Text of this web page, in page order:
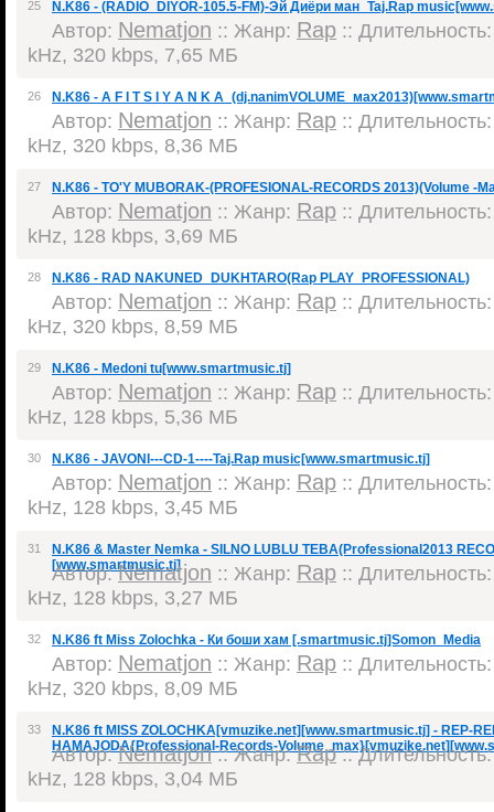
25 N.K86 - (RADIO_DIYOR-105.5-FM)-Эй Диёри ман_Taj.Rap
Автор: Nematjon :: Жанр: Rap ::
kHz, 320 kbps, 7,65 МБ
26 N.K86 - A F I T S I Y A N K
Автор: Nematjon :: Жанр: Rap ::
kHz, 320 kbps, 8,36 МБ
27 N.K86 - TO'Y MUBORAK-(PROFESIONAL-RECORDS 2013)(Volume -
Автор: Nematjon :: Жанр: Rap ::
kHz, 128 kbps, 3,69 МБ
28 N.K86 - RAD NAKUNED_DUKHTARO(Rap PLAY_PROFESSIONAL)
Автор: Nematjon :: Жанр: Rap ::
kHz, 320 kbps, 8,59 МБ
29 N.K86 - Medoni tu[www.smartmusic.tj]
Автор: Nematjon :: Жанр: Rap ::
kHz, 128 kbps, 5,36 МБ
30 N.K86 - JAVONI---CD-1----Taj.Rap music[www.smartmusic.tj]
Автор: Nematjon :: Жанр: Rap ::
kHz, 128 kbps, 3,45 МБ
31
N.K86 & Мaster Nemka - SILNO LUBLU TEBA(Professional2013
[www.smartmusic.tj]
Автор:Nematjon :: Жанр: Rap ::
kHz, 128 kbps, 3,27 МБ
32 N.K86 ft Miss Zolochka - Ки боши хам [.smartmusic.tj]Somon_Media
Автор: Nematjon :: Жанр: Rap ::
kHz, 320 kbps, 8,09 МБ
33
N.K86 ft MISS ZOLOCHKA[vmuzike.net][www.smartmusic.tj] - REP-
HAMAJODA{Professional-Records-
Автор:Nematjon:: Жанр:Rap::
kHz, 128 kbps, 3,04 МБ